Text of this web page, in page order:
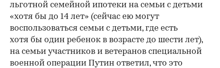
льготной семейной ипотеки на семьи с детьми
«хотя бы до 14 лет» (сейчас ею могут
воспользоваться семьи с детьми, где есть
хотя бы один ребенок в возрасте до шести лет),
на семьи участников и ветеранов специальной
военной операции Путин ответил, что это